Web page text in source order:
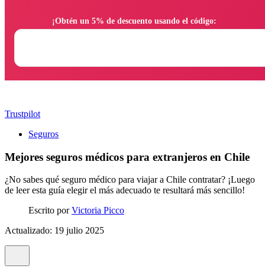
Trustpilot
Seguros
Mejores seguros médicos para extranjeros en Chile
¿No sabes qué seguro médico para viajar a Chile contratar? ¡Luego
de leer esta guía elegir el más adecuado te resultará más sencillo!
Escrito porVictoria Picco
Actualizado: 19 julio 2025